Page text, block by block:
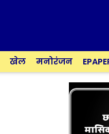
खेल मनोरंजन